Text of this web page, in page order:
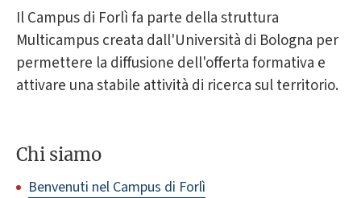
Il Campus di Forlì fa parte della struttura
Multicampus creata dall'Università di Bologna per
permettere la diffusione dell'offerta formativa e
attivare una stabile attività di ricerca sul territorio.
Chi siamo
Benvenuti nel Campus di Forlì